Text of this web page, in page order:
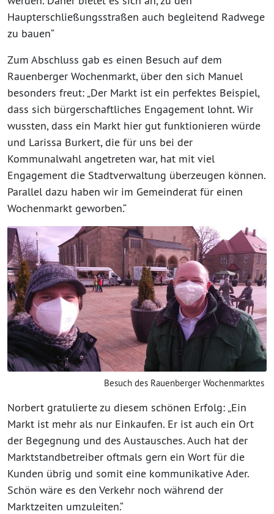
Haupterschließungsstraßen auch begleitend Radwege
zu bauen“
Zum Abschluss gab es einen Besuch auf dem
Rauenberger Wochenmarkt, über den sich Manuel
besonders freut: „Der Markt ist ein perfektes Beispiel,
dass sich bürgerschaftliches Engagement lohnt. Wir
wussten, dass ein Markt hier gut funktionieren würde
und Larissa Burkert, die für uns bei der
Kommunalwahl angetreten war, hat mit viel
Engagement die Stadtverwaltung überzeugen können.
Parallel dazu haben wir im Gemeinderat für einen
Wochenmarkt geworben.“
Besuch des Rauenberger Wochenmarktes
Norbert gratulierte zu diesem schönen Erfolg: „Ein
Markt ist mehr als nur Einkaufen. Er ist auch ein Ort
der Begegnung und des Austausches. Auch hat der
Marktstandbetreiber oftmals gern ein Wort für die
Kunden übrig und somit eine kommunikative Ader.
Schön wäre es den Verkehr noch während der
Marktzeiten umzuleiten.“